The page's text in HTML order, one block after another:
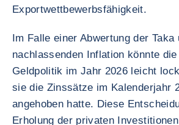
Exportwettbewerbsfähigkeit.
Im Falle einer Abwertung der Taka
nachlassenden Inflation könnte
Geldpolitik im Jahr 2026 leicht
sie die Zinssätze im Kalenderjahr
angehoben hatte. Diese
Erholung der privaten